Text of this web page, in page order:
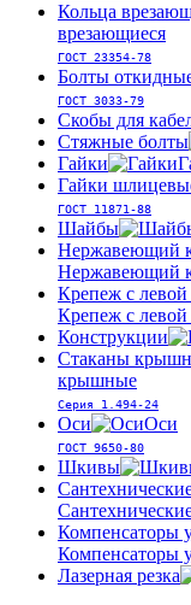
Кольца
врезающиеся
ГОСТ 23354-78
Болты
ГОСТ 3033-79
Скобы для
Стяжные болты
Гайки
Гайки
ГОСТ 11871-88
Шайбы
Нержавеющий
Нержавеющий
Крепеж с левой
Крепеж с левой
Конструкции
Стаканы
крышные
Серия 1.494-24
Оси Оси
ГОСТ 9650-80
Шкивы
Компенсаторы
Компенсаторы
Лазерная резка